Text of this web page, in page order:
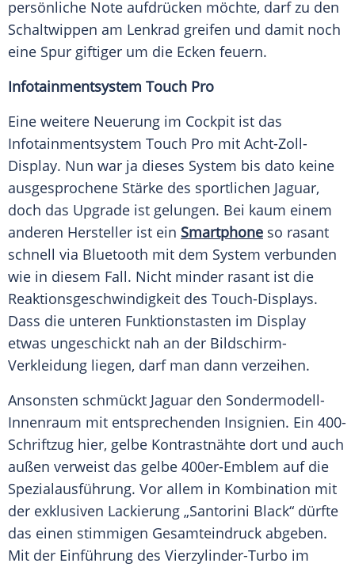
persönliche Note aufdrücken möchte, darf zu den
Schaltwippen am Lenkrad greifen und damit noch
eine Spur giftiger um die Ecken feuern.
Infotainmentsystem Touch Pro
Eine weitere Neuerung im Cockpit ist das
Infotainmentsystem Touch Pro mit Acht-Zoll-
Display. Nun war ja dieses System bis dato keine
ausgesprochene Stärke des sportlichen Jaguar,
doch das Upgrade ist gelungen. Bei kaum einem
anderen Hersteller ist ein Smartphone so rasant
schnell via Bluetooth mit dem System verbunden
wie in diesem Fall. Nicht minder rasant ist die
Reaktionsgeschwindigkeit des Touch-Displays.
Dass die unteren Funktionstasten im Display
etwas ungeschickt nah an der Bildschirm-
Verkleidung liegen, darf man dann verzeihen.
Ansonsten schmückt Jaguar den Sondermodell-
Innenraum mit entsprechenden Insignien. Ein 400-
Schriftzug hier, gelbe Kontrastnähte dort und auch
außen verweist das gelbe 400er-Emblem auf die
Spezialausführung. Vor allem in Kombination mit
der exklusiven Lackierung „Santorini Black“ dürfte
das einen stimmigen Gesamteindruck abgeben.
Mit der Einführung des Vierzylinder-Turbo im